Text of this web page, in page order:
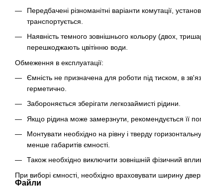
Передбачені різноманітні варіанти комутації,
транспортується.
Наявність темного зовнішнього кольору (двох,
перешкоджають цвітінню води.
Обмеження в експлуатації:
Ємність не призначена для роботи під тиском, в
герметично.
Забороняється зберігати легкозаймисті рідини.
Якщо рідина може замерзнути, рекомендується її
Монтувати необхідно на рівну і тверду
менше габаритів ємності.
Також необхідно виключити зовнішній фізичний
При виборі ємності, необхідно враховувати ширину
Файли